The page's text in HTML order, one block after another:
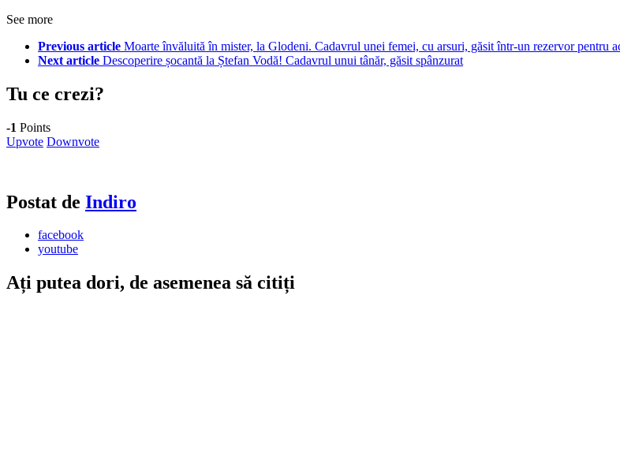
See more
Previous article Moarte învăluită în mister, la Glodeni. Cadavrul unei femei, cu arsuri, găsit într-un rezervor pentru
Next article Descoperire șocantă la Ștefan Vodă! Cadavrul unui tânăr, găsit spânzurat
Tu ce crezi?
-1 Points
Upvote Downvote
Postat de Indiro
facebook
youtube
Ați putea dori, de asemenea să citiți